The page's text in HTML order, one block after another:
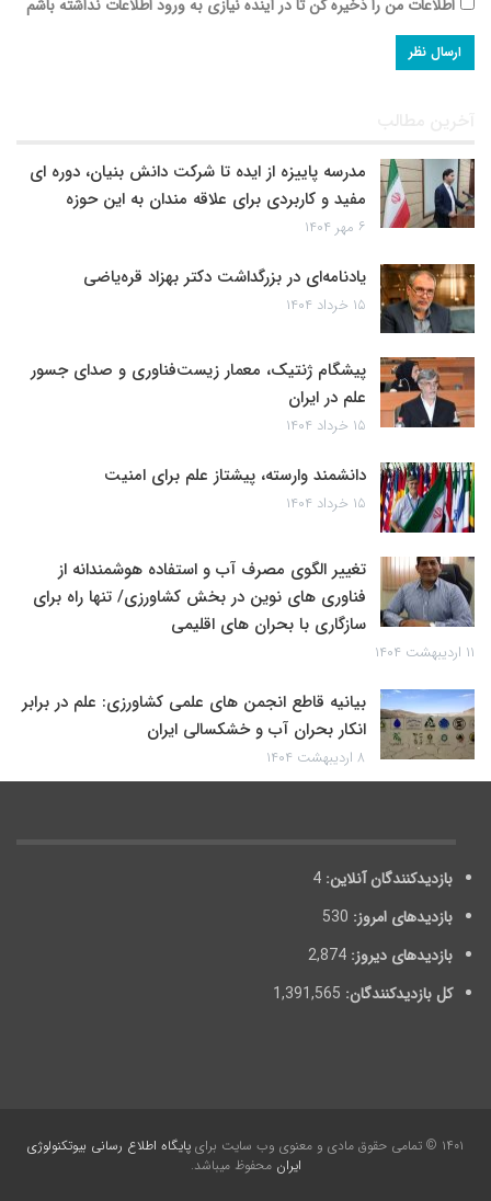
اطلاعات من را ذخیره کن تا در آینده نیازی به ورود اطلاعات نداشته باشم
آخرین مطالب
مدرسه پاییزه از ایده تا شرکت دانش بنیان، دوره ای
مفید و کاربردی برای علاقه مندان به این حوزه
۶ مهر ۱۴۰۴
یادنامه‌ای در بزرگداشت دکتر بهزاد قره‌یاضی
۱۵ خرداد ۱۴۰۴
پیشگام ژنتیک، معمار زیست‌فناوری و صدای جسور
علم در ایران
۱۵ خرداد ۱۴۰۴
دانشمند وارسته، پیشتاز علم برای امنیت
۱۵ خرداد ۱۴۰۴
تغییر الگوی مصرف آب و استفاده هوشمندانه از
فناوری های نوین در بخش کشاورزی/ تنها راه برای
سازگاری با بحران های اقلیمی
۱۱ اردیبهشت ۱۴۰۴
بیانیه قاطع انجمن های علمی کشاورزی: علم در برابر
انکار بحران آب و خشکسالی ایران
۸ اردیبهشت ۱۴۰۴
بازدیدکنندگان آنلاین: 4
بازدیدهای امروز: 530
بازدیدهای دیروز: 2,874
کل بازدیدکنند‌گان: 1,391,565
۱۴۰۱ © تمامی حقوق مادی و معنوی وب سایت برای
پایگاه اطلاع رسانی بیوتکنولوژی
ایران محفوظ می‎باشد.